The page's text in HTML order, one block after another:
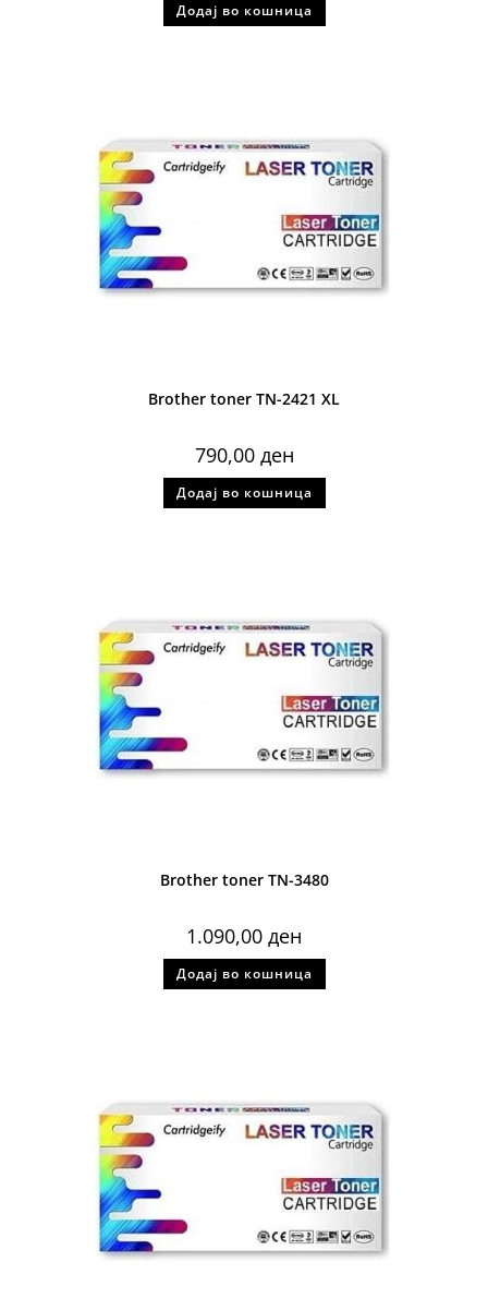
Додај во кошница
Brother toner TN-2421 XL
790,00 ден
Додај во кошница
Brother toner TN-3480
1.090,00 ден
Додај во кошница